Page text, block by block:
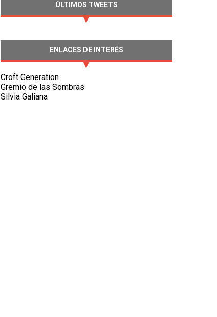
ÚLTIMOS TWEETS
ENLACES DE INTERÉS
Croft Generation
Gremio de las Sombras
Silvia Galiana